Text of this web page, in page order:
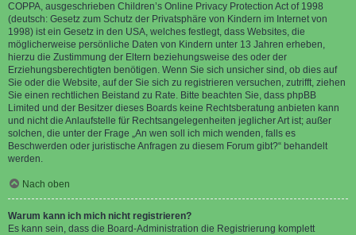
COPPA, ausgeschrieben Children’s Online Privacy Protection Act of 1998
(deutsch: Gesetz zum Schutz der Privatsphäre von Kindern im Internet von
1998) ist ein Gesetz in den USA, welches festlegt, dass Websites, die
möglicherweise persönliche Daten von Kindern unter 13 Jahren erheben,
hierzu die Zustimmung der Eltern beziehungsweise des oder der
Erziehungsberechtigten benötigen. Wenn Sie sich unsicher sind, ob dies auf
Sie oder die Website, auf der Sie sich zu registrieren versuchen, zutrifft, ziehen
Sie einen rechtlichen Beistand zu Rate. Bitte beachten Sie, dass phpBB
Limited und der Besitzer dieses Boards keine Rechtsberatung anbieten kann
und nicht die Anlaufstelle für Rechtsangelegenheiten jeglicher Art ist; außer
solchen, die unter der Frage „An wen soll ich mich wenden, falls es
Beschwerden oder juristische Anfragen zu diesem Forum gibt?“ behandelt
werden.
Nach oben
Warum kann ich mich nicht registrieren?
Es kann sein, dass die Board-Administration die Registrierung komplett